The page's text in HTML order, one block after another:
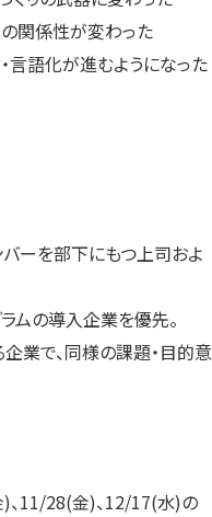
関係性が変わった
言語化が進むようになった
ーを部下にもつ上司およ
ムの導入企業を優先。
業で、同様の課題・目的意
11/28(金)、12/17(水)の